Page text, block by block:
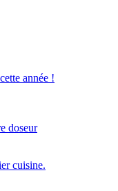
année !
doseur
cuisine.